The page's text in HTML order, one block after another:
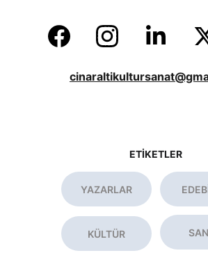
KÜLTÜR
ETİKETLER
YAZARLAR